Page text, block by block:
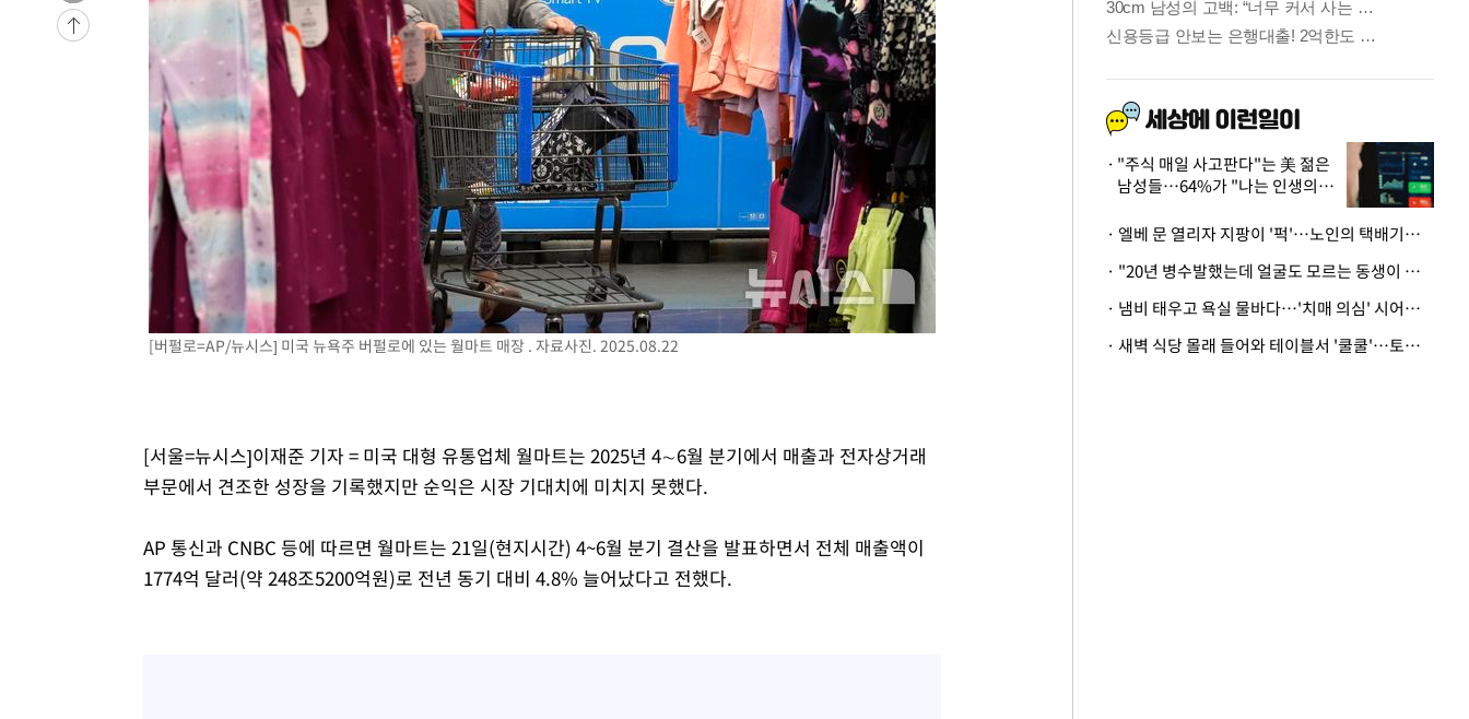
[버펄로=AP/뉴시스] 미국 뉴욕주 버펄로에 있는 월마트 매장 . 자료사진. 2025.08.22
[서울=뉴시스]이재준 기자 = 미국 대형 유통업체 월마트는 2025년 4∼6월 분기에서 매출과 전자상거래
부문에서 견조한 성장을 기록했지만 순익은 시장 기대치에 미치지 못했다.
AP 통신과 CNBC 등에 따르면 월마트는 21일(현지시간) 4~6월 분기 결산을 발표하면서 전체 매출액이
1774억 달러(약 248조5200억원)로 전년 동기 대비 4.8% 늘어났다고 전했다.
"주식 매일 사고판다"는 美 젊은
남성들…64%가 "나는 인생의
· 엘베 문 열리자 지팡이 '퍽'…노인의 택배기사 폭행 이유
· "20년 병수발했는데 얼굴도 모르는 동생이 유산 절반을"…배다른 형제 상속권 있을까
· 냄비 태우고 욕실 물바다…'치매 의심' 시어머니 검사 권유했다가 '날벼락'
· 새벽 식당 몰래 들어와 테이블서 '쿨쿨'…토사물 남기고 사라진 남성